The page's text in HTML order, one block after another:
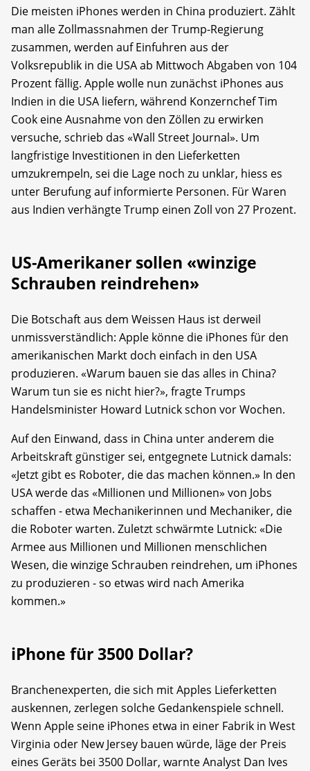
Die meisten iPhones werden in China produziert. Zählt
man alle Zollmassnahmen der Trump-Regierung
zusammen, werden auf Einfuhren aus der
Volksrepublik in die USA ab Mittwoch Abgaben von 104
Prozent fällig. Apple wolle nun zunächst iPhones aus
Indien in die USA liefern, während Konzernchef Tim
Cook eine Ausnahme von den Zöllen zu erwirken
versuche, schrieb das «Wall Street Journal». Um
langfristige Investitionen in den Lieferketten
umzukrempeln, sei die Lage noch zu unklar, hiess es
unter Berufung auf informierte Personen. Für Waren
aus Indien verhängte Trump einen Zoll von 27 Prozent.
US-Amerikaner sollen «winzige
Schrauben reindrehen»
Die Botschaft aus dem Weissen Haus ist derweil
unmissverständlich: Apple könne die iPhones für den
amerikanischen Markt doch einfach in den USA
produzieren. «Warum bauen sie das alles in China?
Warum tun sie es nicht hier?», fragte Trumps
Handelsminister Howard Lutnick schon vor Wochen.
Auf den Einwand, dass in China unter anderem die
Arbeitskraft günstiger sei, entgegnete Lutnick damals:
«Jetzt gibt es Roboter, die das machen können.» In den
USA werde das «Millionen und Millionen» von Jobs
schaffen - etwa Mechanikerinnen und Mechaniker, die
die Roboter warten. Zuletzt schwärmte Lutnick: «Die
Armee aus Millionen und Millionen menschlichen
Wesen, die winzige Schrauben reindrehen, um iPhones
zu produzieren - so etwas wird nach Amerika
kommen.»
iPhone für 3500 Dollar?
Branchenexperten, die sich mit Apples Lieferketten
auskennen, zerlegen solche Gedankenspiele schnell.
Wenn Apple seine iPhones etwa in einer Fabrik in West
Virginia oder New Jersey bauen würde, läge der Preis
eines Geräts bei 3500 Dollar, warnte Analyst Dan Ives